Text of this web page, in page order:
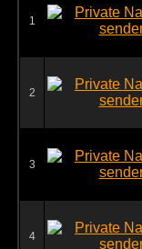
1
2
3
4